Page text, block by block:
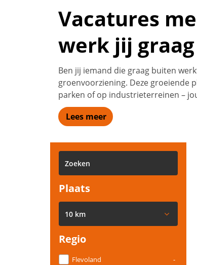
Vacatures
werk jij
Ben jij iemand die graag buiten
groenvoorziening. Deze groeiende
parken of op industrieterreinen –
Lees meer
Plaats
10 km
Regio
Flevoland -